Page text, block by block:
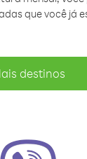
que você já
destinos